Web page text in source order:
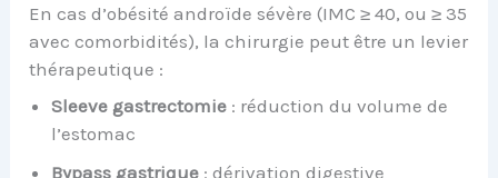
En cas d’obésité androïde sévère (IMC ≥ 40, ou ≥ 35
avec comorbidités), la chirurgie peut être un levier
thérapeutique :
Sleeve gastrectomie : réduction du volume de
l’estomac
Bypass gastrique : dérivation digestive